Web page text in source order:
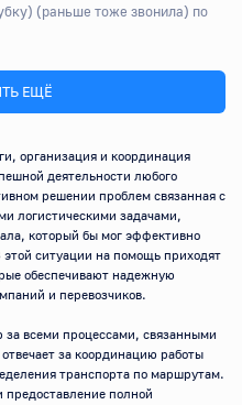
(раньше тоже звонила) по
ЕЩЁ
организация и координация
деятельности любого
решении проблем связанная с
логистическими задачами,
который бы мог эффективно
ситуации на помощь приходят
обеспечивают надежную
и перевозчиков.
за всеми процессами, связанными
за координацию работы
транспорта по маршрутам.
предоставление полной